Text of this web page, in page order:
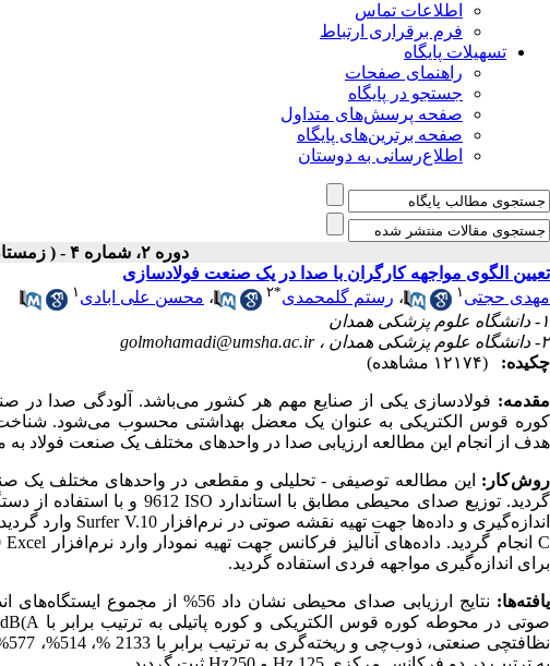
اطلاعات تماس
فرم برقراری ارتباط
تسهیلات پایگاه
راهنمای صفحات
جستجو در پایگاه
صفحه پرسش‌های متداول
صفحه برترین‌های پایگاه
اطلاع‌رسانی به دوستان
دوره ۲، شماره ۴ - ( زمستان ۱۳۹۴ )
تعیین الگوی مواجهه کارگران با صدا در یک صنعت فولادسازی
مهدی حجتی ۱ ، رستم گلمحمدی*۲ ، محسن علی ابادی ۱
۱- دانشگاه علوم پزشکی همدان
۲- دانشگاه علوم پزشکی همدان ،
golmohamadi@umsha.ac.ir
چکیده:
(۱۲۱۷۴ مشاهده)
مقدمه: فولادسازی یکی از صنایع مهم هر کشور میباشد. آلودگی صدا در
کوره قوس الکتریکی به عنوان یک معضل بهداشتی محسوب میشود.
هدف از انجام این مطالعه ارزیابی صدا در واحدهای مختلف یک صنعت فولاد
روشکار: این مطالعه توصیفی - تحلیلی و مقطعی در واحدهای مختلف یک
گردید. توزیع صدای محیطی مطابق با استاندارد ISO
اندازهگیری و دادهها جهت تهیه نقشه صوتی در نرم افزارSurfer V.10 وارد
Cانجام گردید. دادههای آنالیز فرکانس جهت تهیه نمودار وارد نرم افزار Excel2010 گردید. در فاز سوم مطالعه از دستگاه دزیمتر مدل
برای اندازهگیری مواجهه فردی استفاده گردید.
یافتهها: نتایج ارزیابی صدای محیطی نشان داد 56% از مجموع ایستگاه های
صوتی در محوطه کوره قوس الکتریکی و کوره پاتیلی به ترتیب برابر با dB(A
)
نظافتچی صنعتی، ذوبچی و ریخته